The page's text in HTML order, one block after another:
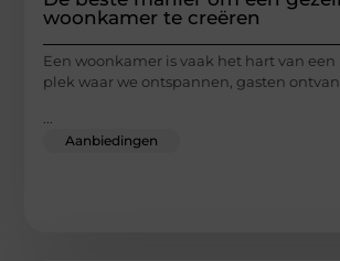
woonkamer te creëren
Een woonkamer is vaak het hart van een
plek waar we ontspannen, gasten
...
Aanbiedingen